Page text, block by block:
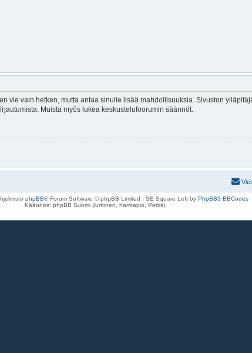
vie vain hetken, mutta antaa sinulle lisää mahdollisuuksia. Sivuston
Muista myös lukea keskustelufoorumin säännöt.
phpBB® Forum Software © phpBB Limited | SE Square Left by PhpBB3 BBCodes
Käännös: phpBB Suomi (lurttinen, harritapio, Pettis)